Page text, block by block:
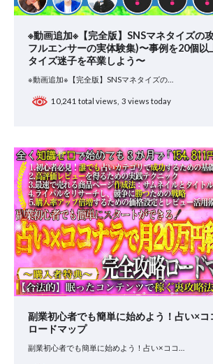
※動画追加※【完全版】SNSマネタイズの
フルエンサーの実体験集)〜事例を20個以
タイズ迷子を卒業しよう〜
※動画追加※【完全版】SNSマネタイズの…
10,241 total views, 3 views today
副業初心者でも簡単に始めよう！占い×コ
ロードマップ
副業初心者でも簡単に始めよう！占い×ココ…